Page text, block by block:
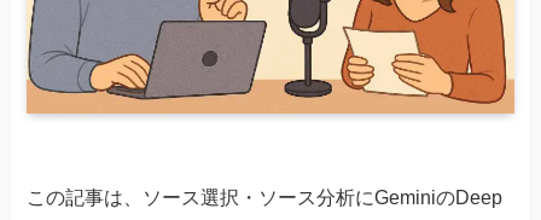
この記事は、ソース選択・ソース分析にGeminiのDeep